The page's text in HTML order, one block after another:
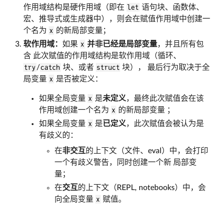
作用域结构是硬作用域（即在 let 语句块、函数体、
宏、推导式或生成器中），则会在赋值作用域中创建一
个名为 x 的新局部变量；
软作用域： 如果 x 并非已经是局部变量，并且所有包
含 此次赋值的作用域结构是软作用域（循环、
try/catch 块、或者 struct 块）， 最后行为取决于全
局变量 x 是否被定义：
如果全局变量 x 是未定义，最终此次赋值会在该
作用域创建一个名为 x 的新局部变量 ；
如果全局变量 x 是已定义，此次赋值会被认为是
有歧义的：
在非交互 的上下文（文件、eval）中，会打印
一个有歧义警告，同时创建一个新 局部变
量；
在交互 的上下文（REPL, notebooks）中，会
向全局变量 x 赋值。